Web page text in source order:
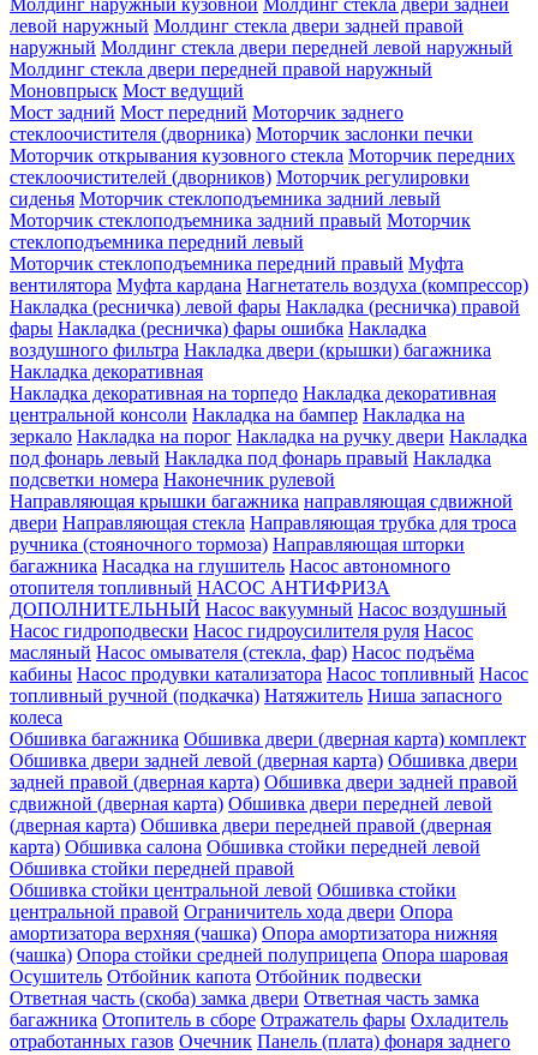
левой наружный Молдинг стекла двери задней правой
наружный Молдинг стекла двери передней левой наружный
Молдинг стекла двери передней правой наружный
Моновпрыск Мост ведущий
Мост задний Мост передний Моторчик заднего
стеклоочистителя (дворника) Моторчик заслонки печки
Моторчик открывания кузовного стекла Моторчик передних
стеклоочистителей (дворников) Моторчик регулировки
сиденья Моторчик стеклоподъемника задний левый
Моторчик стеклоподъемника задний правый Моторчик
стеклоподъемника передний левый
Моторчик стеклоподъемника передний правый Муфта
вентилятора Муфта кардана Нагнетатель воздуха (компрессор)
Накладка (ресничка) левой фары Накладка (ресничка) правой
фары Накладка (ресничка) фары ошибка Накладка
воздушного фильтра Накладка двери (крышки) багажника
Накладка декоративная
Накладка декоративная на торпедо Накладка декоративная
центральной консоли Накладка на бампер Накладка на
зеркало Накладка на порог Накладка на ручку двери Накладка
под фонарь левый Накладка под фонарь правый Накладка
подсветки номера Наконечник рулевой
Направляющая крышки багажника направляющая сдвижной
двери Направляющая стекла Направляющая трубка для троса
ручника (стояночного тормоза) Направляющая шторки
багажника Насадка на глушитель Насос автономного
отопителя топливный НАСОС АНТИФРИЗА
ДОПОЛНИТЕЛЬНЫЙ Насос вакуумный Насос воздушный
Насос гидроподвески Насос гидроусилителя руля Насос
масляный Насос омывателя (стекла, фар) Насос подъёма
кабины Насос продувки катализатора Насос топливный Насос
топливный ручной (подкачка) Натяжитель Ниша запасного
колеса
Обшивка багажника Обшивка двери (дверная карта) комплект
Обшивка двери задней левой (дверная карта) Обшивка двери
задней правой (дверная карта) Обшивка двери задней правой
сдвижной (дверная карта) Обшивка двери передней левой
(дверная карта) Обшивка двери передней правой (дверная
карта) Обшивка салона Обшивка стойки передней левой
Обшивка стойки передней правой
Обшивка стойки центральной левой Обшивка стойки
центральной правой Ограничитель хода двери Опора
амортизатора верхняя (чашка) Опора амортизатора нижняя
(чашка) Опора стойки средней полуприцепа Опора шаровая
Осушитель Отбойник капота Отбойник подвески
Ответная часть (скоба) замка двери Ответная часть замка
багажника Отопитель в сборе Отражатель фары Охладитель
отработанных газов Очечник Панель (плата) фонаря заднего